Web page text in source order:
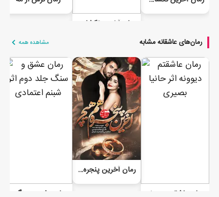
رمان‌های عاشقانه مشابه مشاهده همه
رمان عاشقتم دیوونه
رمان آخرین پنجره هم هیچ